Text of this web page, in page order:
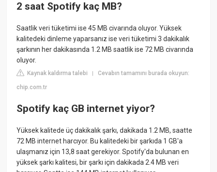
2 saat Spotify kaç MB?
Saatlik veri tüketimi ise 45 MB civarında oluyor. Yüksek
kalitedeki dinleme yaparsanız ise veri tüketimi 3 dakikalık
şarkının her dakikasında 1.2 MB saatlik ise 72 MB civarında
oluyor.
Kaynak kaldırma talebi |Cevabın tamamını burada okuyun:
chip.com.tr
Spotify kaç GB internet yiyor?
Yüksek kalitede üç dakikalık şarkı, dakikada 1.2 MB, saatte
72 MB internet harcıyor. Bu kalitedeki bir şarkıda 1 GB'a
ulaşmanız için 13,8 saat gerekiyor. Spotify'da bulunan en
yüksek şarkı kalitesi, bir şarkı için dakikada 2.4 MB veri